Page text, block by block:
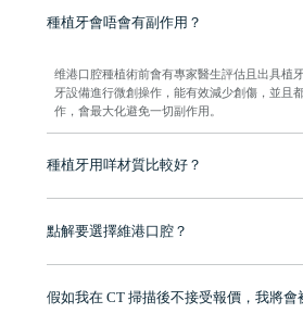
種植牙會唔會有副作用？
维港口腔種植術前會有專家醫生評估且出具植
牙設備進行微創操作，能有效減少創傷，並且
作，會最大化避免一切副作用。
種植牙用咩材質比較好？
現在國際上普遍用嘅係純鈦。純鈦同人體骨質
點解要選擇維港口腔？
牌」、「2025香港企業領袖品牌」，是諾貝爾
假如我在 CT 掃描後不接受報價，我將會